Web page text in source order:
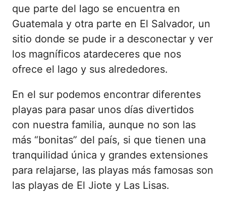
que parte del lago se encuentra en
Guatemala y otra parte en El Salvador, un
sitio donde se pude ir a desconectar y ver
los magníficos atardeceres que nos
ofrece el lago y sus alrededores.
En el sur podemos encontrar diferentes
playas para pasar unos días divertidos
con nuestra familia, aunque no son las
más “bonitas” del país, si que tienen una
tranquilidad única y grandes extensiones
para relajarse, las playas más famosas son
las playas de El Jiote y Las Lisas.